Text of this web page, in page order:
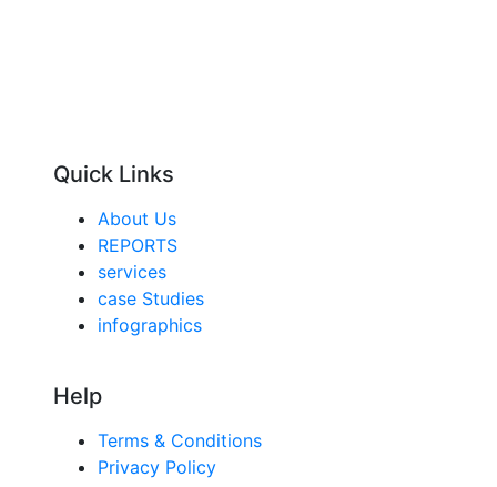
Quick Links
About Us
REPORTS
services
case Studies
infographics
Help
Terms & Conditions
Privacy Policy